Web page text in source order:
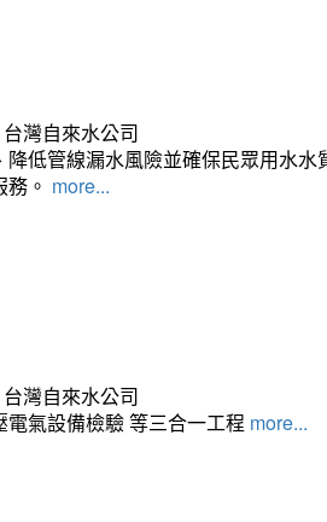
灣自來水公司
低管線漏水風險並確保民眾用水
。 more...
灣自來水公司
氣設備檢驗 等三合一工程 more...